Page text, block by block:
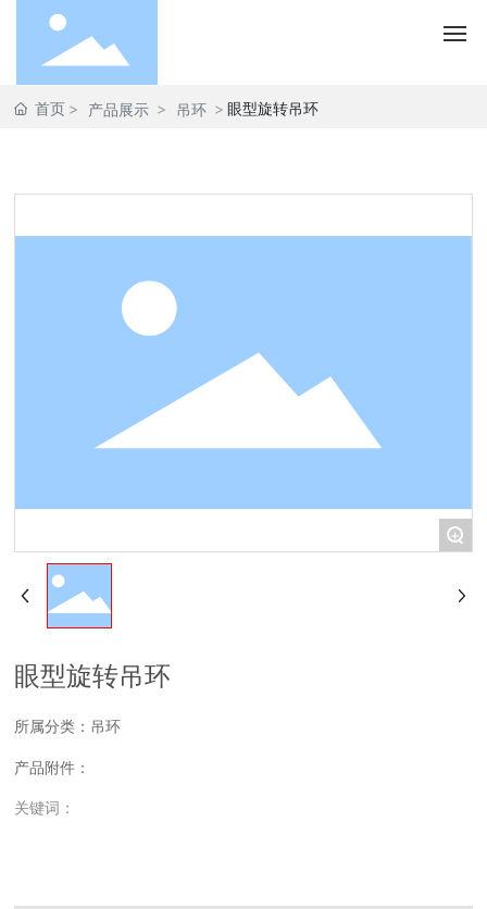
首页首页 产品展示 吊环 眼型旋转吊环
+
眼型旋转吊环
所属分类： 吊环
产品附件：
关键词：